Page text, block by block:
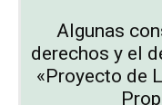
Algunas
derechos y el
«Proyecto de